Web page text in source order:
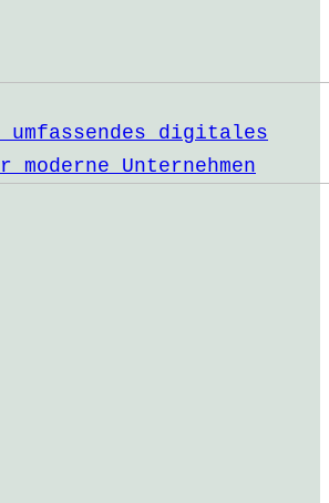
umfassendes digitales
moderne Unternehmen